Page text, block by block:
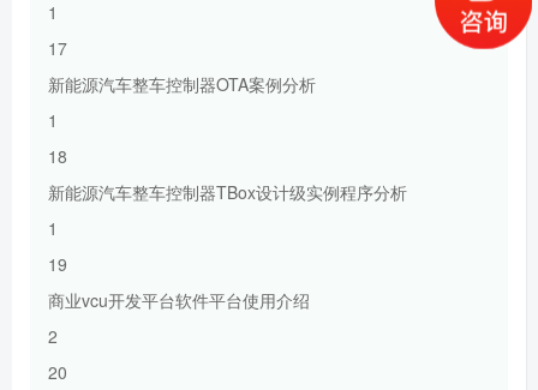
1
17
新能源汽车整车控制器OTA案例分析
1
18
新能源汽车整车控制器TBox设计级实例程序分析
1
19
商业vcu开发平台软件平台使用介绍
2
20